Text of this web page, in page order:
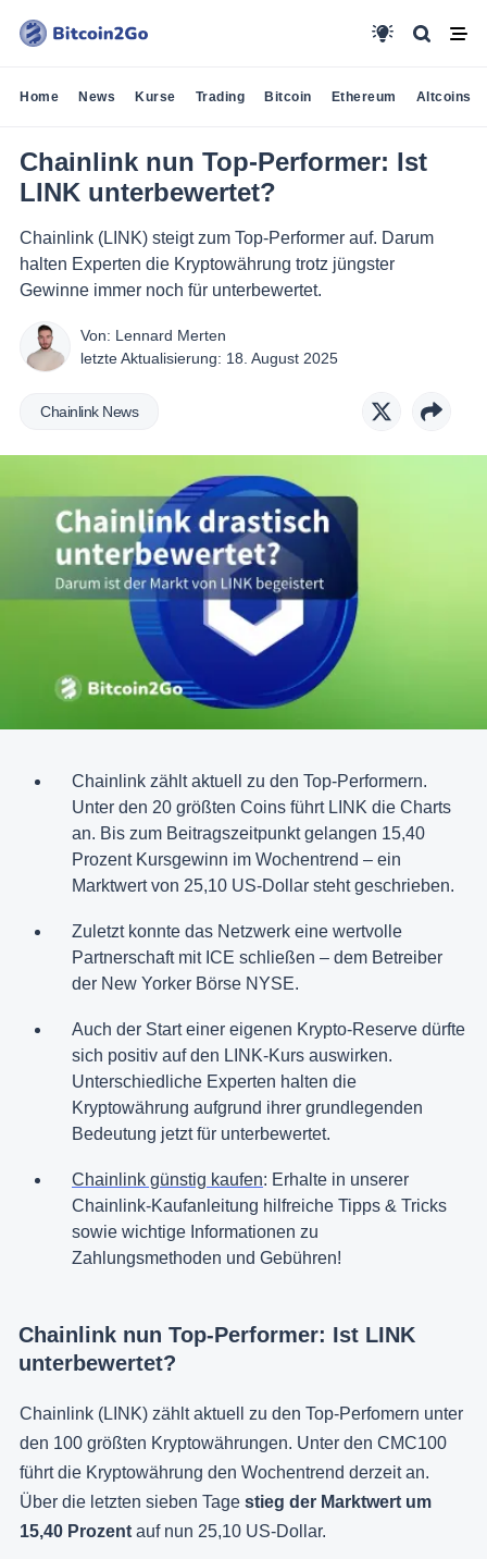
Home News Kurse Trading Bitcoin Ethereum Altcoins
Chainlink nun Top-Performer: Ist
LINK unterbewertet?
Chainlink (LINK) steigt zum Top-Performer auf. Darum
halten Experten die Kryptowährung trotz jüngster
Gewinne immer noch für unterbewertet.
Von: Lennard Merten
letzte Aktualisierung: 18. August 2025
Chainlink News
Chainlink zählt aktuell zu den Top-Performern.
Unter den 20 größten Coins führt LINK die Charts
an. Bis zum Beitragszeitpunkt gelangen 15,40
Prozent Kursgewinn im Wochentrend – ein
Marktwert von 25,10 US-Dollar steht geschrieben.
Zuletzt konnte das Netzwerk eine wertvolle
Partnerschaft mit ICE schließen – dem Betreiber
der New Yorker Börse NYSE.
Auch der Start einer eigenen Krypto-Reserve dürfte
sich positiv auf den LINK-Kurs auswirken.
Unterschiedliche Experten halten die
Kryptowährung aufgrund ihrer grundlegenden
Bedeutung jetzt für unterbewertet.
Chainlink günstig kaufen: Erhalte in unserer
Chainlink-Kaufanleitung hilfreiche Tipps & Tricks
sowie wichtige Informationen zu
Zahlungsmethoden und Gebühren!
Chainlink nun Top-Performer: Ist LINK
unterbewertet?
Chainlink (LINK) zählt aktuell zu den Top-Perfomern unter
den 100 größten Kryptowährungen. Unter den CMC100
führt die Kryptowährung den Wochentrend derzeit an.
Über die letzten sieben Tage stieg der Marktwert um
15,40 Prozent auf nun 25,10 US-Dollar.